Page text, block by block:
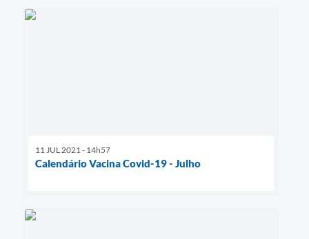
11 JUL 2021 - 14h57
Calendário Vacina Covid-19 - Julho